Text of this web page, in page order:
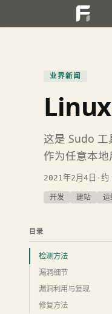
业界新闻
这是 Sudo
作为任意本
2021年2月4日 · 约
开发 建站 运
目录
检测方法
漏洞细节
漏洞利用与复现
修复方法